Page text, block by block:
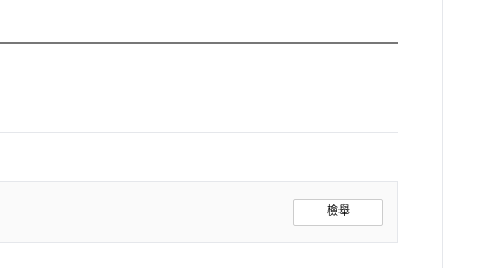
檢舉